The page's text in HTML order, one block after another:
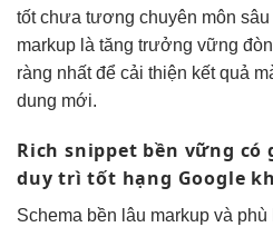
tốtchưa tương chuyên môn sâu
markup là tăng trưởng vững
ràng nhất để cải thiện kết quả
dung mới.
Rich snippet bền vững có
duy trì tốt hạng Google
Schema bền lâu markup và phù